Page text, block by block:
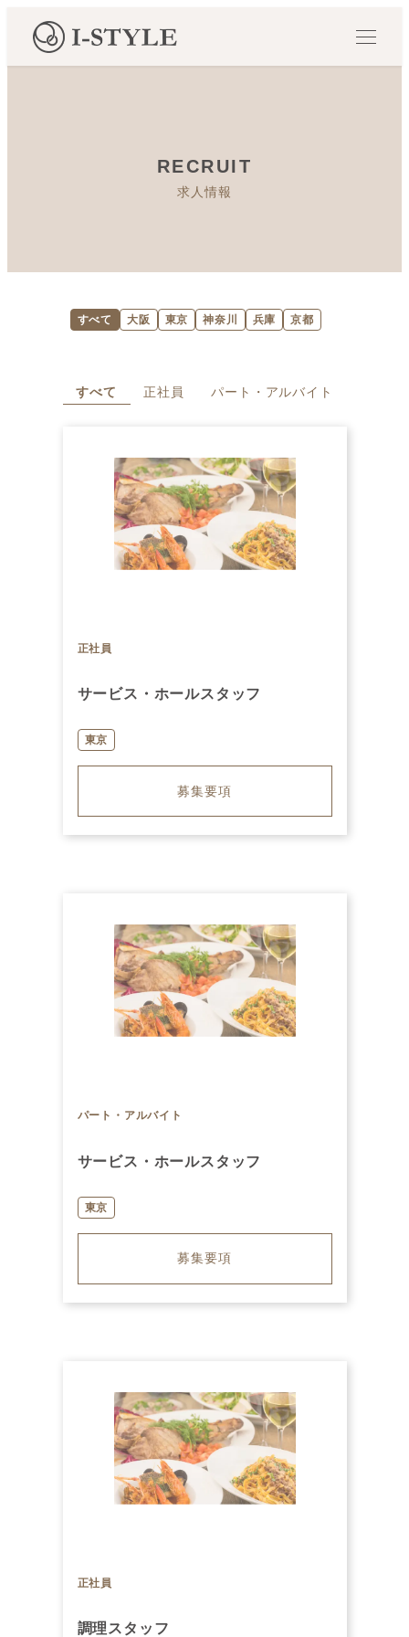
N
RECRUIT
求人情報
すべて 大阪 東京 神奈川 兵庫 京都
すべて 正社員 パート・アルバイト
正社員
サービス・ホールスタッフ
東京
募集要項
パート・アルバイト
サービス・ホールスタッフ
東京
募集要項
正社員
調理スタッフ